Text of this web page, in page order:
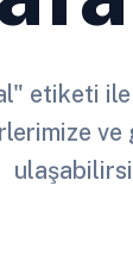
etiketi
ve